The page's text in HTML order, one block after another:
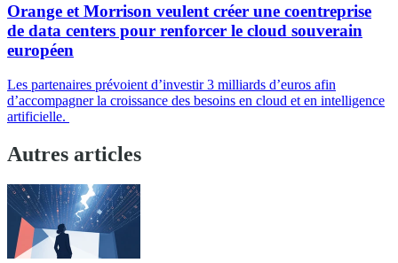
Orange et Morrison veulent créer une coentreprise
de data centers pour renforcer le cloud souverain
européen
Les partenaires prévoient d’investir 3 milliards d’euros afin
d’accompagner la croissance des besoins en cloud et en intelligence
artificielle.
Autres articles